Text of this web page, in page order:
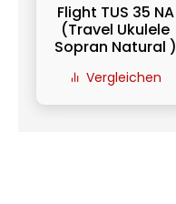
Flight TUS 35 NA
(Travel Ukulele
Sopran Natural )
Vergleichen